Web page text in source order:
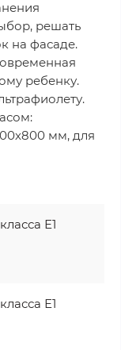
решать
на фасаде.
ребенку.
мм, для
Е1
Е1